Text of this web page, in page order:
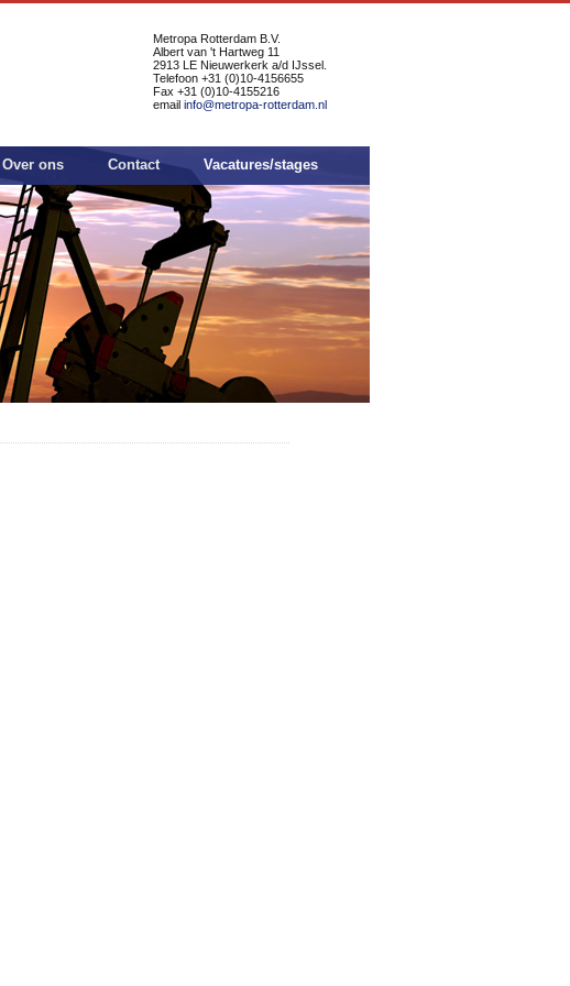
Metropa Rotterdam B.V.
Albert van 't Hartweg 11
2913 LE Nieuwerkerk a/d IJssel.
Telefoon +31 (0)10-4156655
Fax +31 (0)10-4155216
email info@metropa-rotterdam.nl
Over ons Contact Vacatures/stages